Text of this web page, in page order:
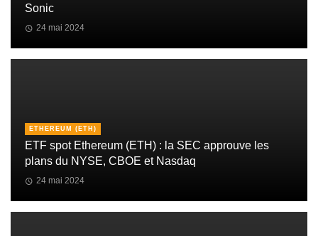
Sonic
24 mai 2024
ETHEREUM (ETH)
ETF spot Ethereum (ETH) : la SEC approuve les
plans du NYSE, CBOE et Nasdaq
24 mai 2024